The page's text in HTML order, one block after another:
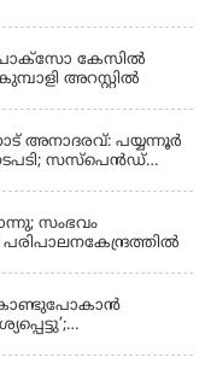
കേസിൽ
അറസ്റ്റിൽ
അനാദരവ്: പയ്യന്നൂർ
സംഭവം
കൊണ്ടുപോകാന്‍